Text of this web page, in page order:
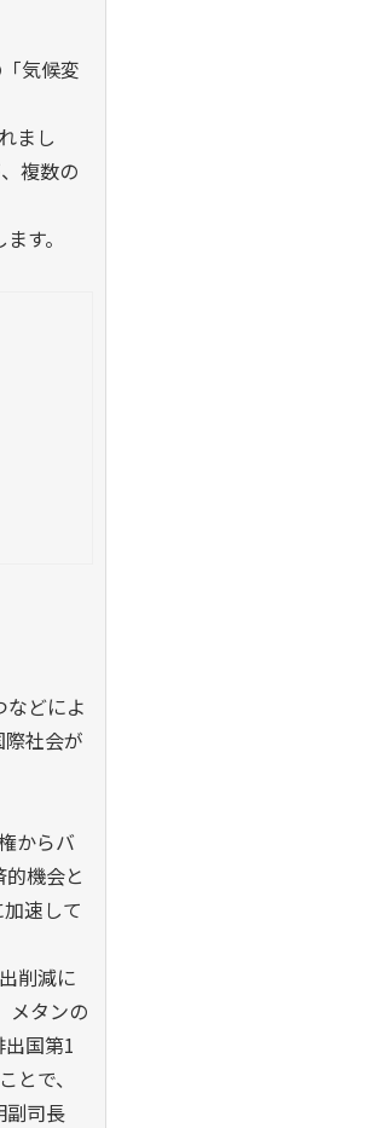
気候変
まし
複数の
す。
などによ
社会が
からバ
機会と
速して
削減に
メタンの
国第1
で、
副司長